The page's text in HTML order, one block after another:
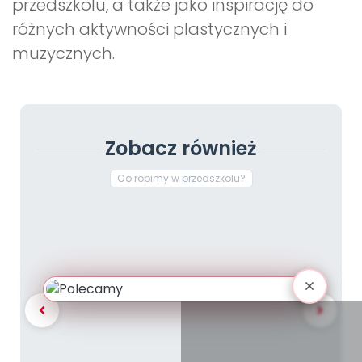
przedszkolu, a także jako inspirację do
różnych aktywności plastycznych i
muzycznych.
Zobacz również
Co robimy w przedszkolu?